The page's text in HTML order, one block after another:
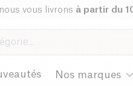
vous livrons à partir du
Nos marques